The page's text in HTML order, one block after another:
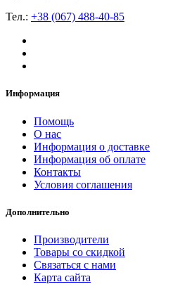
Тел.: +38 (067) 488-40-85
Информация
Помощь
О нас
Информация о доставке
Информация об оплате
Контакты
Условия соглашения
Дополнительно
Производители
Товары со скидкой
Связаться с нами
Карта сайта